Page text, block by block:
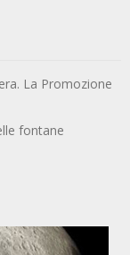
La Promozione
fontane